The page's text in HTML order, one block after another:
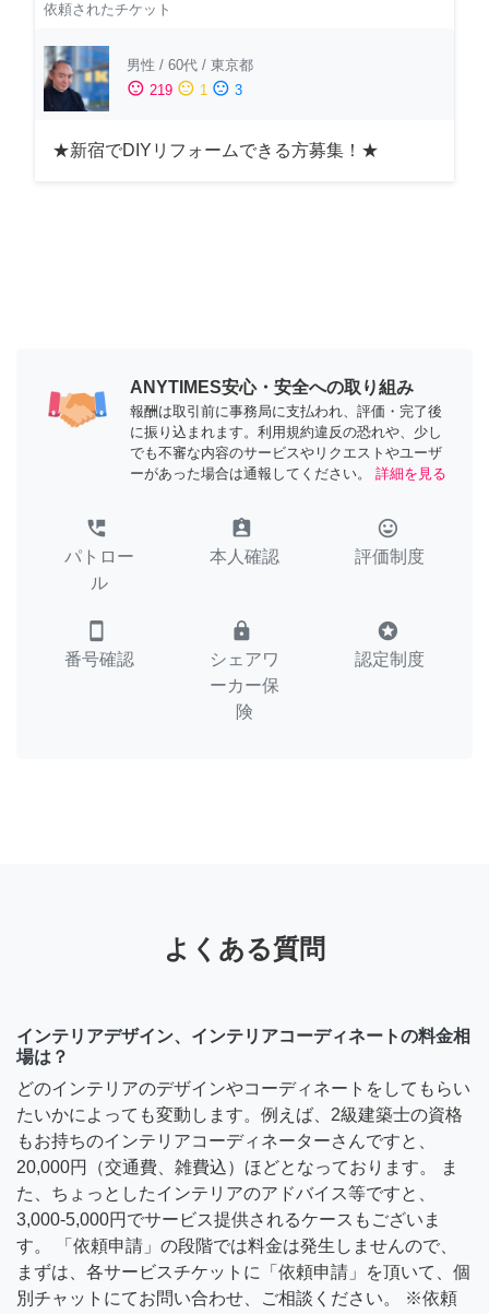
依頼されたチケット
男性 / 60代 / 東京都
sentiment_satisfied 219 sentiment_neutral 1 sentiment_dissatisfied 3
★新宿でDIYリフォームできる方募集！★
ANYTIMES安心・安全への取り組み
報酬は取引前に事務局に支払われ、評価・完了後
に振り込まれます。利用規約違反の恐れや、少し
でも不審な内容のサービスやリクエストやユーザ
ーがあった場合は通報してください。
詳細を見る
perm_phone_msg
パトロー
ル
assignment_ind
本人確認
tag_faces
評価制度
smartphone
番号確認
lock
シェアワ
ーカー保
険
stars
認定制度
よくある質問
インテリアデザイン、インテリアコーディネートの料金相
場は？
どのインテリアのデザインやコーディネートをしてもらい
たいかによっても変動します。例えば、2級建築士の資格
もお持ちのインテリアコーディネーターさんですと、
20,000円（交通費、雑費込）ほどとなっております。 ま
た、ちょっとしたインテリアのアドバイス等ですと、
3,000-5,000円でサービス提供されるケースもございま
す。 「依頼申請」の段階では料金は発生しませんので、
まずは、各サービスチケットに「依頼申請」を頂いて、個
別チャットにてお問い合わせ、ご相談ください。 ※依頼